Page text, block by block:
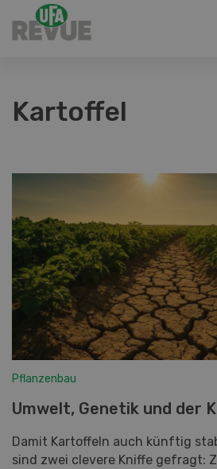
Kartoffel
Pflanzenbau
Umwelt, Genetik und der
Damit Kartoffeln auch künftig
sind zwei clevere Kniffe gefragt: